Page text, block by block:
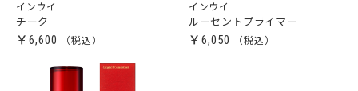
インウイ
チーク
￥6,600
インウイ
ルーセントプライマー
￥6,050